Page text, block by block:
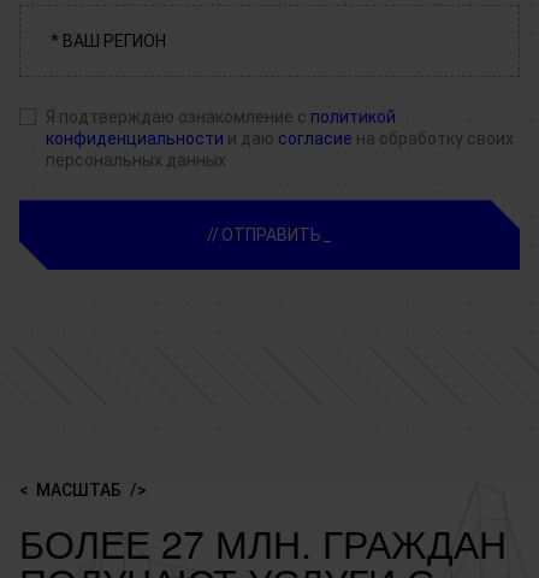
Я подтверждаю ознакомление с политикой
конфиденциальности и даю согласие на обработку своих
персональных данных
ОТПРАВИТЬ
МАСШТАБ
БОЛЕЕ 27 МЛН. ГРАЖДАН